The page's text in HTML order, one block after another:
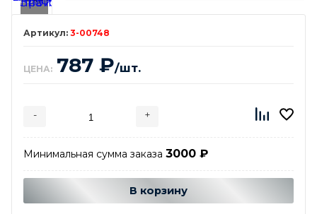
3-00748
ЦЕНА: 787 ₽/шт.
- +
Минимальная сумма заказа 3000 ₽
В корзину